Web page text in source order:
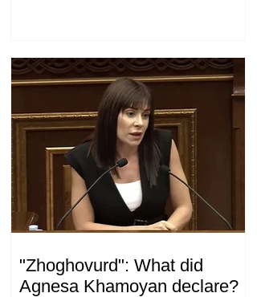
"Zhoghovurd": What did
Agnesa Khamoyan declare?